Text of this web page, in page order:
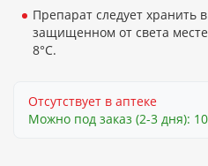
Препарат следует хранить
защищенном от света
8°С.
Отсутствует в аптеке
Можно под заказ (2-3 дня):